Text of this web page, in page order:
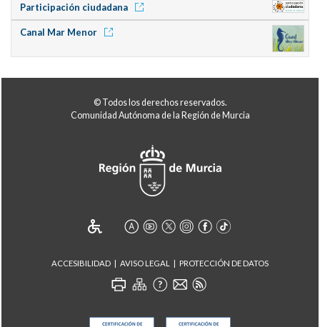
Participación ciudadana
Canal Mar Menor
© Todos los derechos reservados.
Comunidad Autónoma de la Región de Murcia
ACCESIBILIDAD AVISO LEGAL PROTECCIÓN DE DATOS